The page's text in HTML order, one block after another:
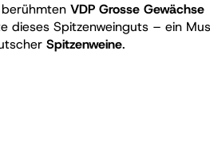
VDP Grosse Gewächse
dieses Spitzenweinguts – ein
Spitzenweine.